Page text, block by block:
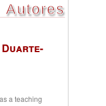
Autores
a teaching